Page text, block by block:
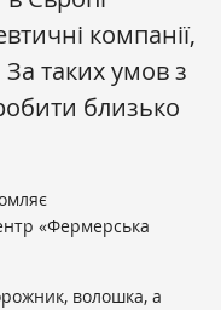
компанії,
За таких умов з
близько
«Фермерська
волошка, а